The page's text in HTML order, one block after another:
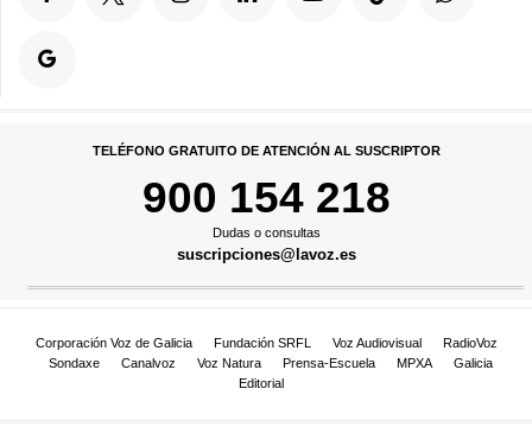
TELÉFONO GRATUITO DE ATENCIÓN AL SUSCRIPTOR
900 154 218
Dudas o consultas
suscripciones@lavoz.es
Corporación Voz de Galicia Fundación SRFL Voz Audiovisual
RadioVoz
Sondaxe
Canalvoz Voz Natura Prensa-Escuela MPXA
Galicia
Editorial